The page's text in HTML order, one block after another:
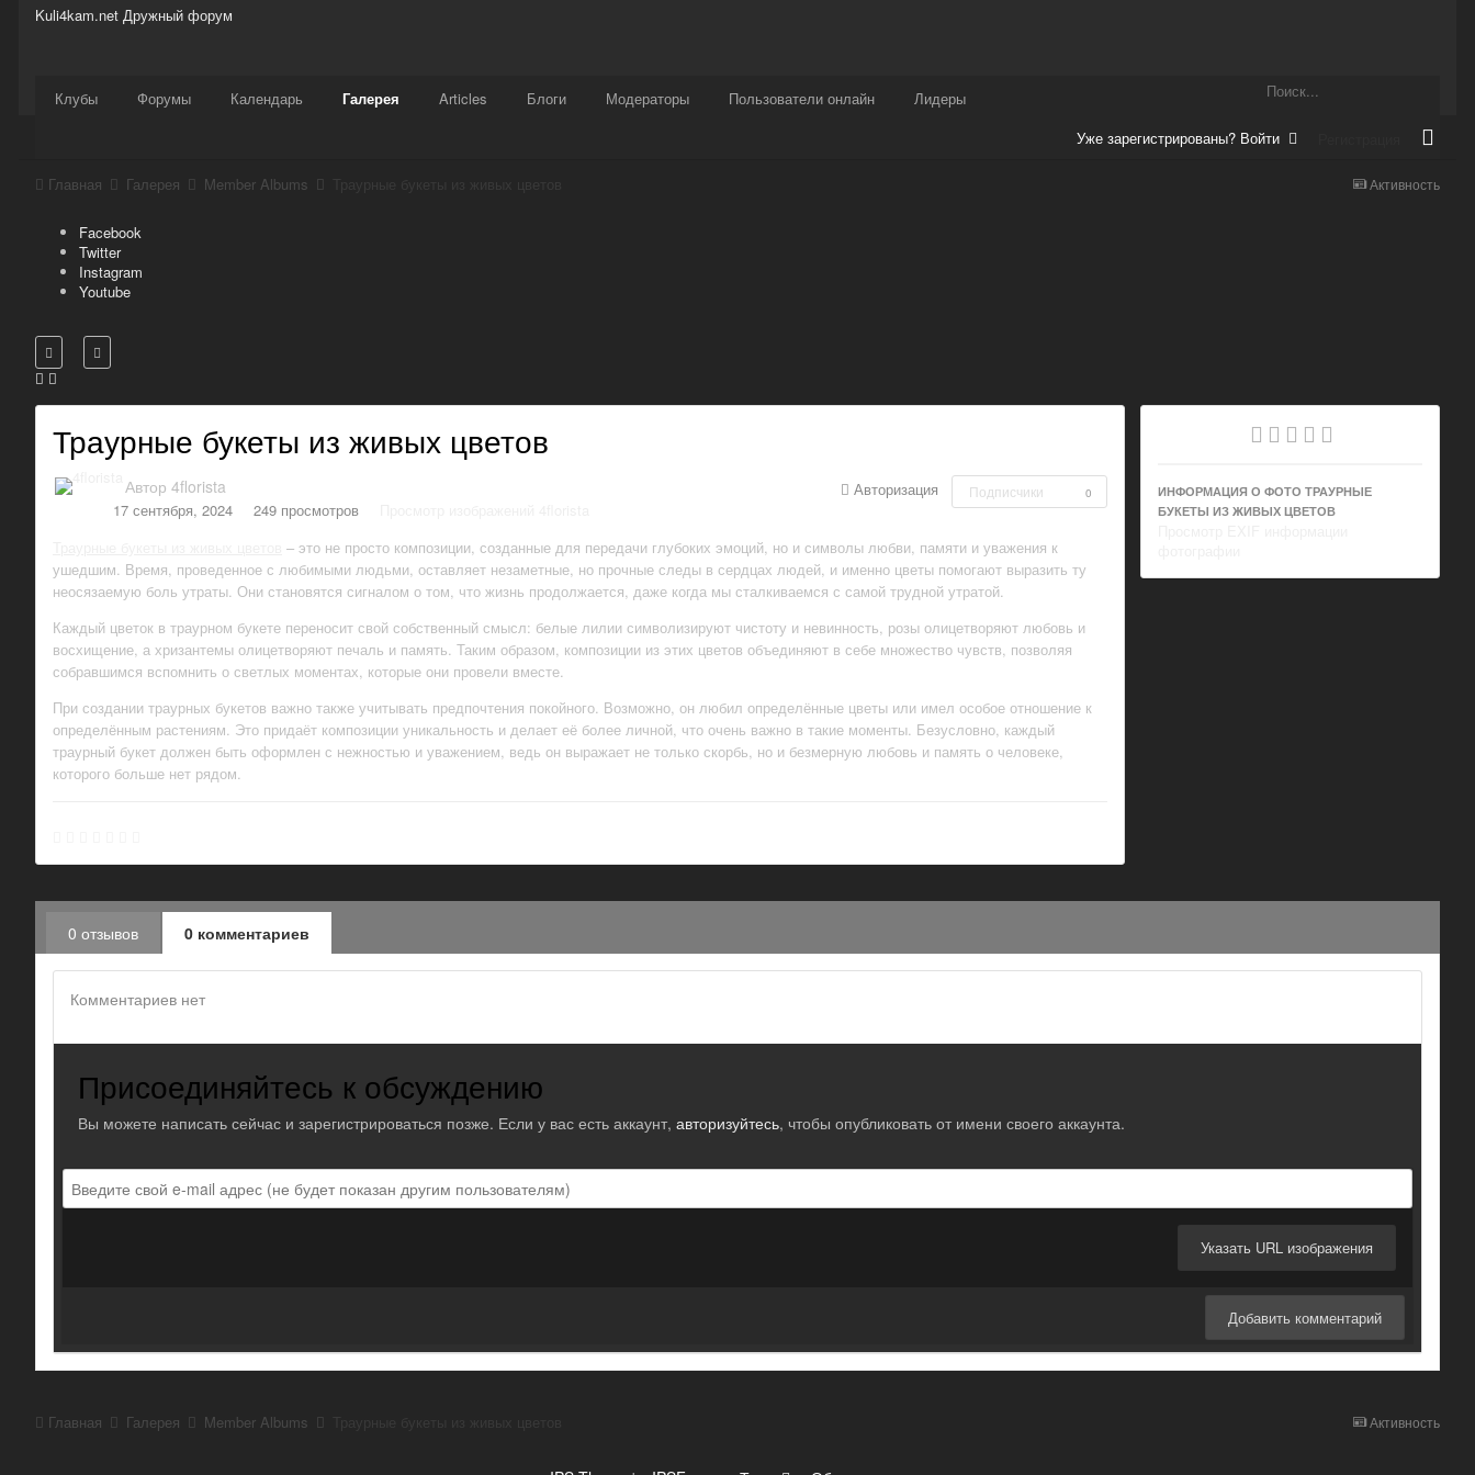
Kuli4kam.net Дружный форум
Сайт
Клубы Форумы Календарь Галерея Articles Блоги Модераторы Пользователи онлайн Лидеры
Активность Support Магазин Награды Чат Больше
Уже зарегистрированы? Войти
Активность
Главная Галерея Member Albums
Facebook
Twitter
Instagram
Youtube
Траурные букеты из живых цветов
Авторизация Подписчики 0
Автор 4florista
17 сентября, 2024 249 просмотров
– это не просто композиции, созданные для передачи глубоких эмоций, но и символы любви, памяти и уважения к
ушедшим. Время, проведенное с любимыми людьми, оставляет незаметные, но прочные следы в сердцах людей, и именно цветы помогают выразить ту
неосязаемую боль утраты. Они становятся сигналом о том, что жизнь продолжается, даже когда мы сталкиваемся с самой трудной утратой.
Каждый цветок в траурном букете переносит свой собственный смысл: белые лилии символизируют чистоту и невинность, розы олицетворяют любовь и
восхищение, а хризантемы олицетворяют печаль и память. Таким образом, композиции из этих цветов объединяют в себе множество чувств, позволяя
собравшимся вспомнить о светлых моментах, которые они провели вместе.
При создании траурных букетов важно также учитывать предпочтения покойного. Возможно, он любил определённые цветы или имел особое отношение к
определённым растениям. Это придаёт композиции уникальность и делает её более личной, что очень важно в такие моменты. Безусловно, каждый
траурный букет должен быть оформлен с нежностью и уважением, ведь он выражает не только скорбь, но и безмерную любовь и память о человеке,
которого больше нет рядом.
ИНФОРМАЦИЯ О ФОТО ТРАУРНЫЕ
БУКЕТЫ ИЗ ЖИВЫХ ЦВЕТОВ
0 отзывов 0 комментариев
Комментариев нет
Присоединяйтесь к обсуждению
Вы можете написать сейчас и зарегистрироваться позже. Если у вас есть аккаунт, авторизуйтесь, чтобы опубликовать от имени своего аккаунта.
Указать URL изображения
Добавить комментарий
Активность
Главная Галерея Member Albums